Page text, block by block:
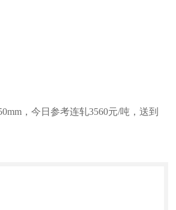
，今日参考连轧3560元/吨，送到